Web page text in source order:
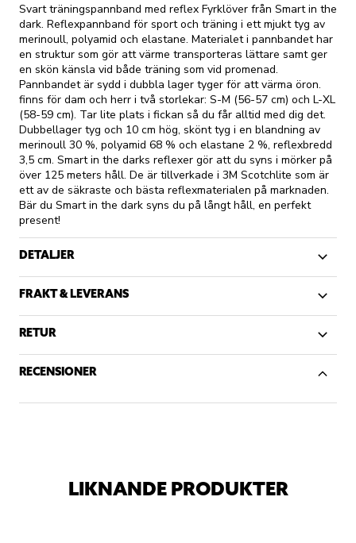
Svart träningspannband med reflex Fyrklöver från Smart in the
dark. Reflexpannband för sport och träning i ett mjukt tyg av
merinoull, polyamid och elastane. Materialet i pannbandet har
en struktur som gör att värme transporteras lättare samt ger
en skön känsla vid både träning som vid promenad.
Pannbandet är sydd i dubbla lager tyger för att värma öron.
finns för dam och herr i två storlekar: S-M (56-57 cm) och L-XL
(58-59 cm). Tar lite plats i fickan så du får alltid med dig det.
Dubbellager tyg och 10 cm hög, skönt tyg i en blandning av
merinoull 30 %, polyamid 68 % och elastane 2 %, reflexbredd
3,5 cm. Smart in the darks reflexer gör att du syns i mörker på
över 125 meters håll. De är tillverkade i 3M Scotchlite som är
ett av de säkraste och bästa reflexmaterialen på marknaden.
Bär du Smart in the dark syns du på långt håll, en perfekt
present!
DETALJER
FRAKT & LEVERANS
RETUR
RECENSIONER
LIKNANDE PRODUKTER